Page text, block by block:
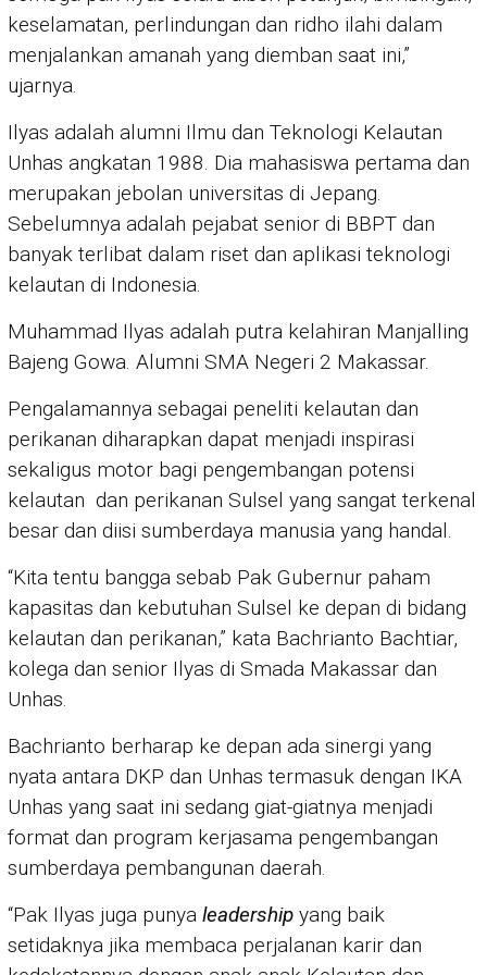
keselamatan, perlindungan dan ridho ilahi dalam
menjalankan amanah yang diemban saat ini,”
ujarnya.
Ilyas adalah alumni Ilmu dan Teknologi Kelautan
Unhas angkatan 1988. Dia mahasiswa pertama dan
merupakan jebolan universitas di Jepang.
Sebelumnya adalah pejabat senior di BBPT dan
banyak terlibat dalam riset dan aplikasi teknologi
kelautan di Indonesia.
Muhammad Ilyas adalah putra kelahiran Manjalling
Bajeng Gowa. Alumni SMA Negeri 2 Makassar.
Pengalamannya sebagai peneliti kelautan dan
perikanan diharapkan dapat menjadi inspirasi
sekaligus motor bagi pengembangan potensi
kelautan dan perikanan Sulsel yang sangat terkenal
besar dan diisi sumberdaya manusia yang handal.
“Kita tentu bangga sebab Pak Gubernur paham
kapasitas dan kebutuhan Sulsel ke depan di bidang
kelautan dan perikanan,” kata Bachrianto Bachtiar,
kolega dan senior Ilyas di Smada Makassar dan
Unhas.
Bachrianto berharap ke depan ada sinergi yang
nyata antara DKP dan Unhas termasuk dengan IKA
Unhas yang saat ini sedang giat-giatnya menjadi
format dan program kerjasama pengembangan
sumberdaya pembangunan daerah.
“Pak Ilyas juga punya leadership yang baik
setidaknya jika membaca perjalanan karir dan